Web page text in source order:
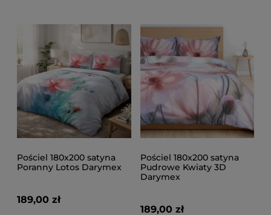
Pościel 180x200 satyna
Poranny Lotos Darymex
189,00 zł
Pościel 180x200 satyna
Pudrowe Kwiaty 3D
Darymex
189,00 zł